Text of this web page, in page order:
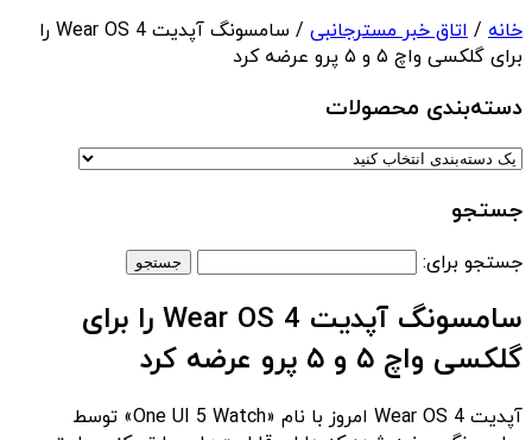
خانه / اتاق خبر مسترجانبی
/ سامسونگ آپدیت Wear OS 4 را
برای گلکسی واچ ۵ و ۵ پرو عرضه کرد
دسته‌بندی‌ محصولات
جستجو
جستجو برای:
سامسونگ آپدیت Wear OS 4 را برای
گلکسی واچ ۵ و ۵ پرو عرضه کرد
آپدیت Wear OS 4 امروز با نام «One UI 5 Watch» توسط